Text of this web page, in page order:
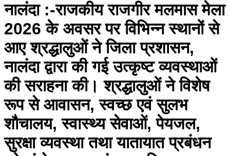
नालंदा :-राजकीय राजगीर मलमास मेला
2026 के अवसर पर विभिन्न स्थानों से
आए श्रद्धालुओं ने जिला प्रशासन,
नालंदा द्वारा की गई उत्कृष्ट व्यवस्थाओं
की सराहना की। श्रद्धालुओं ने विशेष
रूप से आवासन, स्वच्छ एवं सुलभ
शौचालय, स्वास्थ्य सेवाओं, पेयजल,
सुरक्षा व्यवस्था तथा यातायात प्रबंधन